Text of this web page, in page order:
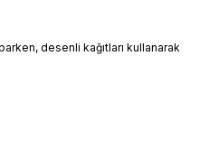
desenli kağıtları kullanarak